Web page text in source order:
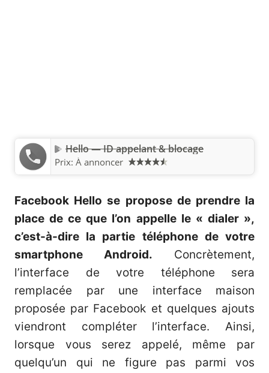
Hello — ID appelant & blocage
Prix: À annoncer
Facebook Hello se propose de prendre la
place de ce que l’on appelle le « dialer »,
c’est-à-dire la partie téléphone de votre
smartphone Android. Concrètement,
l’interface de votre téléphone sera
remplacée par une interface maison
proposée par Facebook et quelques ajouts
viendront compléter l’interface. Ainsi,
lorsque vous serez appelé, même par
quelqu’un qui ne figure pas parmi vos